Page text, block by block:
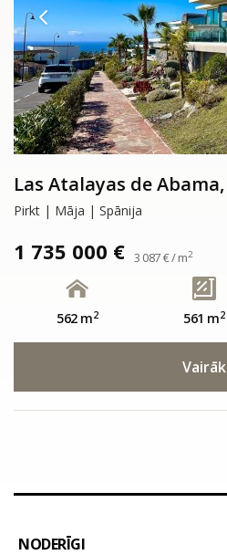
Las Atalayas de
Pirkt | Māja | Spānija
1 735 000 € 3 087 € / m2
562 m2 561 m2
Vairāk
NODERĪGI